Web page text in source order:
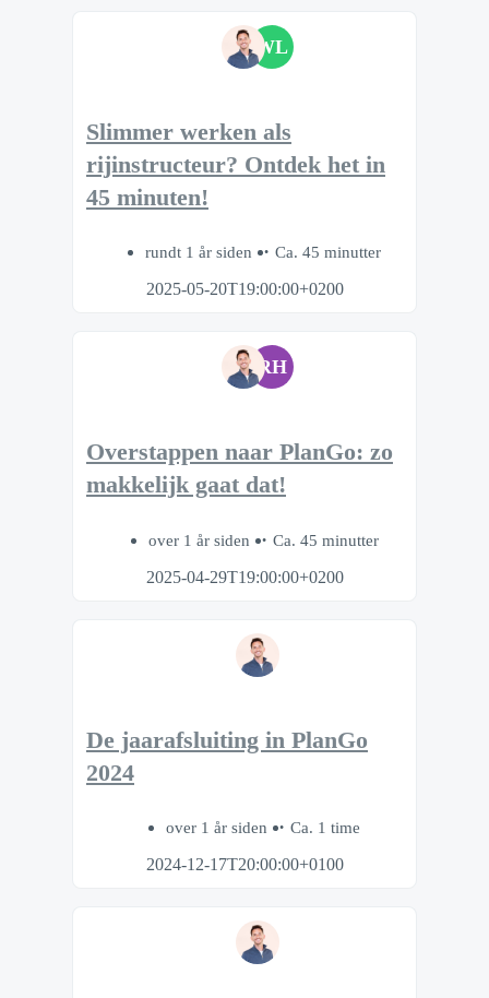
WL
Slimmer werken als
rijinstructeur? Ontdek het in
45 minuten!
rundt 1 år siden
Ca. 45 minutter
2025-05-20T19:00:00+0200
RH
Overstappen naar PlanGo: zo
makkelijk gaat dat!
over 1 år siden
Ca. 45 minutter
2025-04-29T19:00:00+0200
De jaarafsluiting in PlanGo
2024
over 1 år siden
Ca. 1 time
2024-12-17T20:00:00+0100